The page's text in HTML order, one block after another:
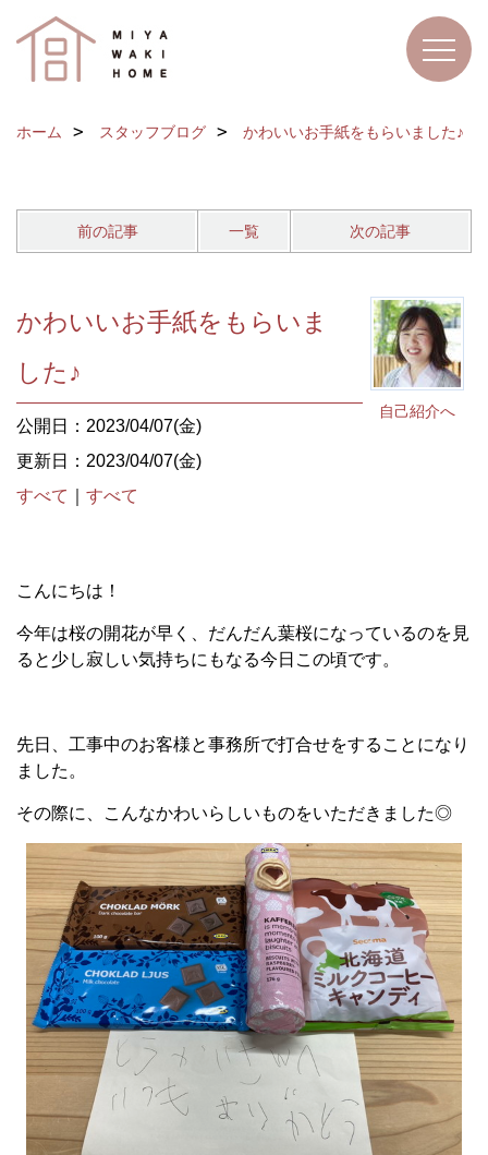
ホーム スタッフブログ かわいいお手紙をもらいました♪
前の記事 一覧 次の記事
自己紹介へ
かわいいお手紙をもらいま
した♪
公開日：2023/04/07(金)
更新日：2023/04/07(金)
すべて
すべて
こんにちは！
今年は桜の開花が早く、だんだん葉桜になっているのを見
ると少し寂しい気持ちにもなる今日この頃です。
先日、工事中のお客様と事務所で打合せをすることになり
ました。
その際に、こんなかわいらしいものをいただきました◎